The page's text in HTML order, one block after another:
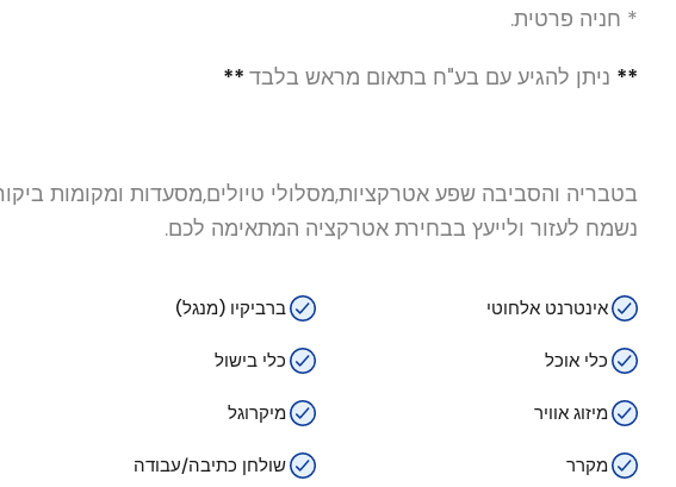
* חניה פרטית.
** ניתן להגיע עם בע"ח בתאום מראש בלבד **
בטבריה והסביבה שפע אטרקציות,מסלולי טיולים,מסעדות ומקומות ביקור
נשמח לעזור ולייעץ בבחירת אטרקציה המתאימה לכם.
אינטרנט אלחוטי ברביקיו (מנגל)
כלי אוכל כלי בישול
מיזוג אוויר מיקרוגל
מקרר שולחן כתיבה/עבודה